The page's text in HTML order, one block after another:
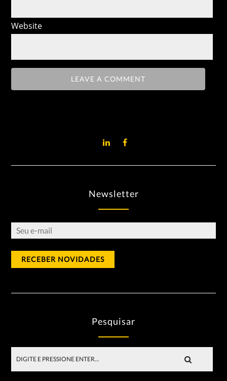
Website
Newsletter
Pesquisar